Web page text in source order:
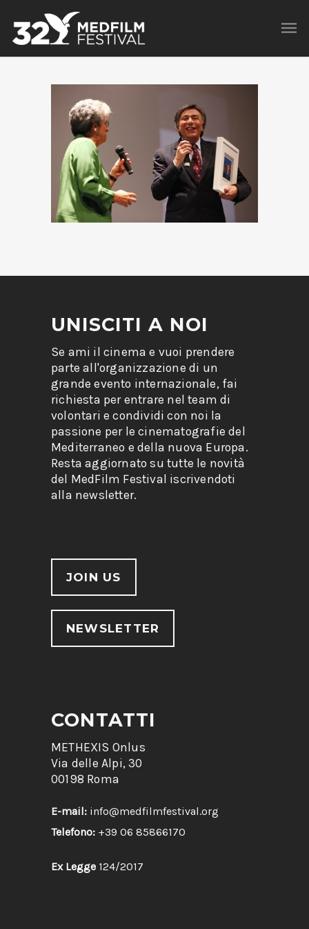
UNISCITI A NOI
Se ami il cinema e vuoi prendere
parte all'organizzazione di un
grande evento internazionale, fai
richiesta per entrare nel team di
volontari e condividi con noi la
passione per le cinematografie del
Mediterraneo e della nuova Europa.
Resta aggiornato su tutte le novità
del MedFilm Festival iscrivendoti
alla newsletter.
JOIN US
NEWSLETTER
CONTATTI
METHEXIS Onlus
Via delle Alpi, 30
00198 Roma
E-mail: info@medfilmfestival.org
Telefono: +39 06 85866170
Ex Legge 124/2017